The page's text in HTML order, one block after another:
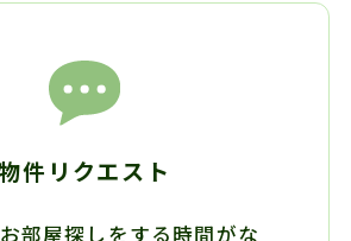
件リクエスト
部屋探しをする時間がな